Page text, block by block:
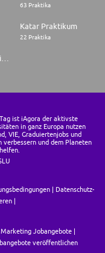
63 Praktika
Katar Praktikum
22 Praktika
ist iAgora der aktivste
in ganz Europa nutzen
VIE, Graduiertenjobs und
und dem Planeten
Datenschutz-
Marketing Jobangebote
veröffentlichen